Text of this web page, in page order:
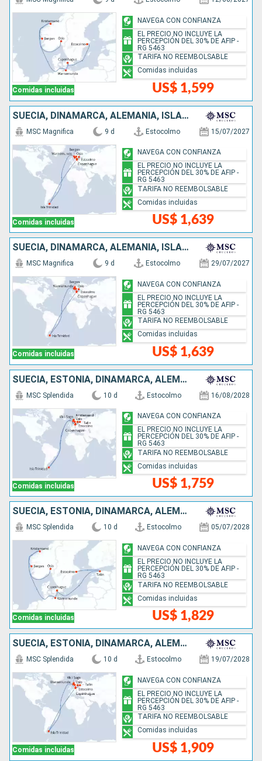
Comidas incluidas US$ 1,599
NAVEGA CON CONFIANZA
EL PRECIO NO INCLUYE LA
PERCEPCIÓN DEL 30% DE AFIP -
RG 5463
TARIFA NO REEMBOLSABLE
Comidas incluidas
SUECIA, DINAMARCA, ALEMANIA, ISLAS MALVINAS, NORUEGA
Comidas incluidas
MSC Magnifica 9 d Estocolmo 15/07/2027
US$ 1,639
NAVEGA CON CONFIANZA
EL PRECIO NO INCLUYE LA
PERCEPCIÓN DEL 30% DE AFIP -
RG 5463
TARIFA NO REEMBOLSABLE
Comidas incluidas
SUECIA, DINAMARCA, ALEMANIA, ISLAS MALVINAS, NORUEGA
Comidas incluidas
MSC Magnifica 9 d Estocolmo 29/07/2027
US$ 1,639
NAVEGA CON CONFIANZA
EL PRECIO NO INCLUYE LA
PERCEPCIÓN DEL 30% DE AFIP -
RG 5463
TARIFA NO REEMBOLSABLE
Comidas incluidas
SUECIA, ESTONIA, DINAMARCA, ALEMANIA, ISLAS MALVINAS, NORUEGA
Comidas incluidas
MSC Splendida 10 d Estocolmo 16/08/2028
US$ 1,759
NAVEGA CON CONFIANZA
EL PRECIO NO INCLUYE LA
PERCEPCIÓN DEL 30% DE AFIP -
RG 5463
TARIFA NO REEMBOLSABLE
Comidas incluidas
SUECIA, ESTONIA, DINAMARCA, ALEMANIA, NORUEGA
Comidas incluidas
MSC Splendida 10 d Estocolmo 05/07/2028
US$ 1,829
NAVEGA CON CONFIANZA
EL PRECIO NO INCLUYE LA
PERCEPCIÓN DEL 30% DE AFIP -
RG 5463
TARIFA NO REEMBOLSABLE
Comidas incluidas
SUECIA, ESTONIA, DINAMARCA, ALEMANIA, ISLAS MALVINAS, NORUEGA
Comidas incluidas
MSC Splendida 10 d Estocolmo 19/07/2028
US$ 1,909
NAVEGA CON CONFIANZA
EL PRECIO NO INCLUYE LA
PERCEPCIÓN DEL 30% DE AFIP -
RG 5463
TARIFA NO REEMBOLSABLE
Comidas incluidas